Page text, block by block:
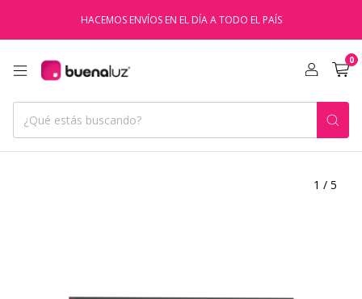
HACEMOS ENVÍOS EN EL DÍA A TODO EL PAÍS
0
1 / 5